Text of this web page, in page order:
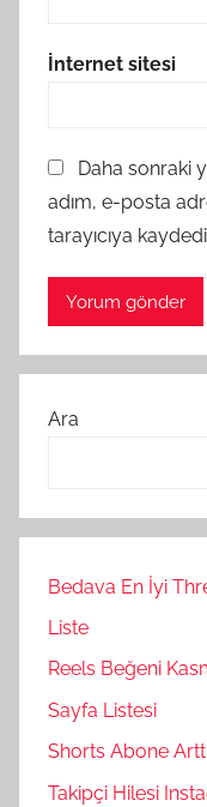
İnternet sitesi
Daha sonraki
adım, e-posta
tarayıcıya
Ara
Bedava En İyi
Liste
Reels Beğeni
Sayfa Listesi
Shorts Abone
Takipçi Hilesi